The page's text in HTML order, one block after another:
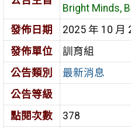
Bright Minds,
發佈日期
2025 年 10 月
發佈單位
訓育組
公告類別
最新消息
公告等級
點閱次數
378